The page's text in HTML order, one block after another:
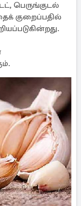
பெருங்குடல்
குறைப்பதில்